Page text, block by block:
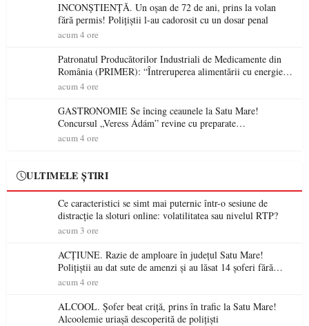
INCONȘTIENȚĂ. Un oșan de 72 de ani, prins la volan
fără permis! Polițiștii l-au cadorosit cu un dosar penal
acum 4 ore
Patronatul Producătorilor Industriali de Medicamente din
România (PRIMER): “Întreruperea alimentării cu energie
electrică a fabricilor de medicamente va pune în pericol
acum 4 ore
GASTRONOMIE Se încing ceaunele la Satu Mare!
Concursul „Veress Ádám” revine cu preparate
spectaculoase, premii și un jurat de renume
acum 4 ore
ULTIMELE ȘTIRI
Ce caracteristici se simt mai puternic într-o sesiune de
distracție la sloturi online: volatilitatea sau nivelul RTP?
acum 3 ore
ACȚIUNE. Razie de amploare în județul Satu Mare!
Polițiștii au dat sute de amenzi și au lăsat 14 șoferi fără
permis într-o singură zi
acum 4 ore
ALCOOL. Șofer beat criță, prins în trafic la Satu Mare!
Alcoolemie uriașă descoperită de polițiști